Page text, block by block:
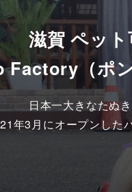
滋賀 ペッ
（ポ
日本一大きなたぬ
年3月にオープンした